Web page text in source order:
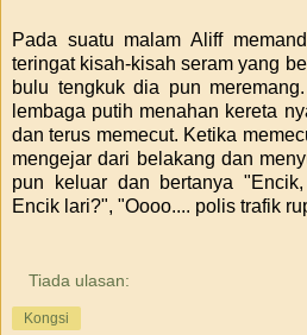
Pada suatu malam Aliff
teringat kisah-kisah seram yang
bulu tengkuk dia pun
lembaga putih menahan kereta
dan terus memecut. Ketika
mengejar dari belakang dan
pun keluar dan bertanya
Encik lari?", "Oooo.... polis trafik
Tiada ulasan:
Kongsi